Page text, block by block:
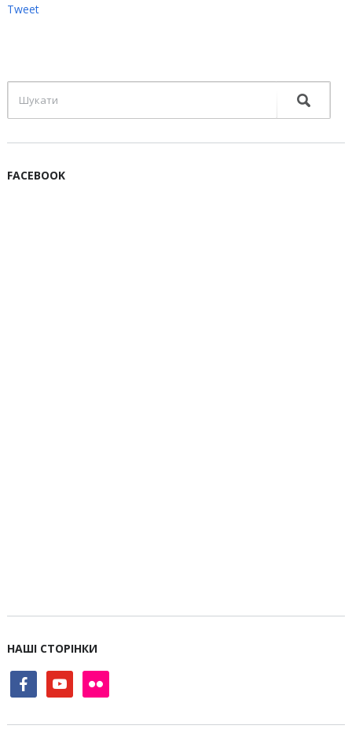
Tweet
FACEBOOK
НАШІ СТОРІНКИ
facebookyoutube flickr